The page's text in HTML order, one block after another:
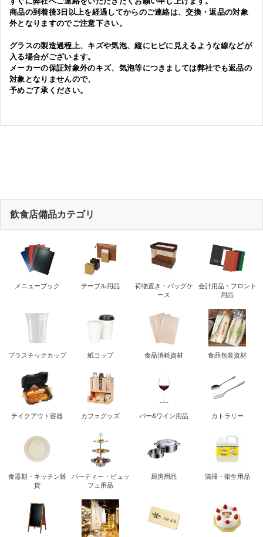
商品の到着後3日以上を経過してからのご連絡は、交換・返品の対象
外となりますのでご注意下さい。
グラスの製造過程上、キズや気泡、縦にヒビに見えるような線などが
入る場合がございます。
メーカーの保証対象外のキズ、気泡等につきましては弊社でも返品の
対象となりませんので、
予めご了承ください。
飲食店備品カテゴリ
メニューブック テーブル用品
荷物置き・バッグケ
ース
会計用品・フロント
用品
プラスチックカップ 紙コップ 食品消耗資材 食品包装資材
テイクアウト容器 カフェグッズ バー&ワイン用品 カトラリー
食器類・キッチン雑
貨
パーティー・ビュッ
フェ用品
厨房用品 清掃・衛生用品